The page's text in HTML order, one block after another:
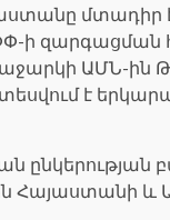
մտադիր է
ի
ԱՄՆ-ին
է
ընկերության
Հայաստանի